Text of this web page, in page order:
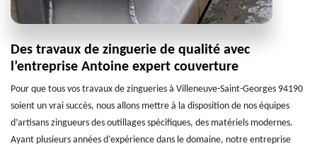
Des travaux de zinguerie de qualité avec
l’entreprise Antoine expert couverture
Pour que tous vos travaux de zingueries à Villeneuve-Saint-Georges 94190
soient un vrai succès, nous allons mettre à la disposition de nos équipes
d’artisans zingueurs des outillages spécifiques, des matériels modernes.
Ayant plusieurs années d’expérience dans le domaine, notre entreprise